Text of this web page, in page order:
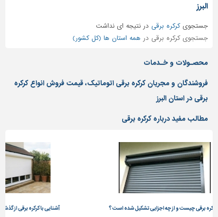
پله،
نرده
حفاظ
دیوارپوش،
و
بهداشتی
ابزار،یراق
و
ماشین
آلات
برقی،روشنایی،ایمنی
البرز
جستجویکرکره برقی درنتیجه ای نداشت
جستجوی کرکره برقی در همه استان ها (کل کشور)
محصـولات و خـدمات
فروشندگان و مجریان کرکره برقی اتوماتیک، قیمت فروش انواع کرکره
برقی در استان البرز
مطالب مفید درباره کرکره برقی
اجزایی تشکیل شده است؟ آشنایی با کرکره برقی از گذشته تا به امروز